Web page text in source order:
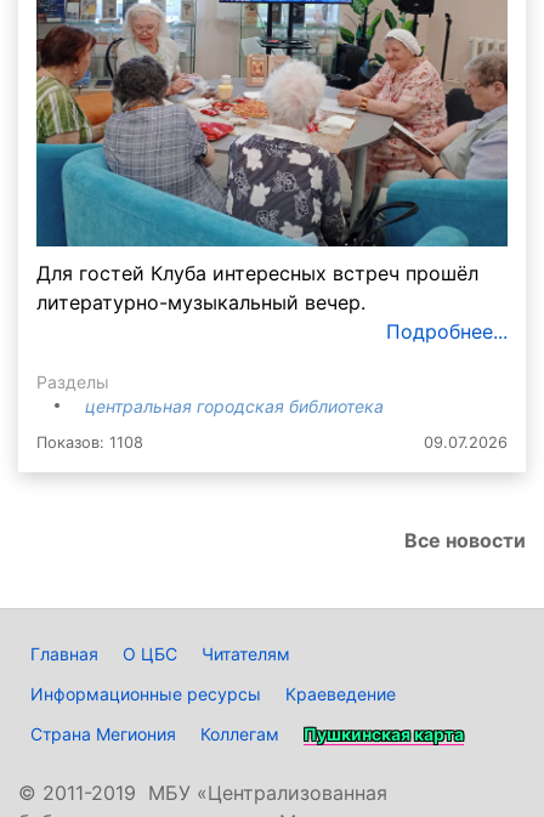
Для гостей Клуба интересных встреч прошёл
литературно-музыкальный вечер.
Подробнее...
Разделы
центральная городская библиотека
Показов: 1108 09.07.2026
Все новости
Главная О ЦБС
Читателям
Информационные ресурсы
Краеведение
Страна Мегиония
Коллегам Пушкинская карта
© 2011-2019 МБУ «Централизованная